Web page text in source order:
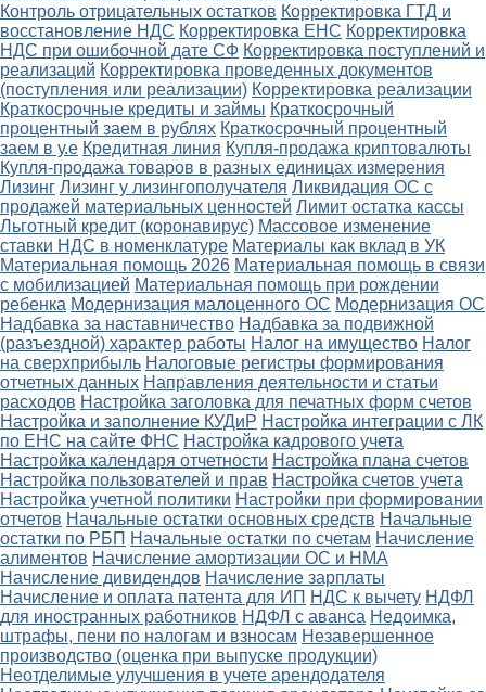
Контроль отрицательных остатков Корректировка ГТД и
восстановление НДС Корректировка ЕНС Корректировка
НДС при ошибочной дате СФ Корректировка поступлений и
реализаций Корректировка проведенных документов
(поступления или реализации) Корректировка реализации
Краткосрочные кредиты и займы Краткосрочный
процентный заем в рублях Краткосрочный процентный
заем в у.е Кредитная линия Купля-продажа криптовалюты
Купля-продажа товаров в разных единицах измерения
Лизинг Лизинг у лизингополучателя Ликвидация ОС с
продажей материальных ценностей Лимит остатка кассы
Льготный кредит (коронавирус) Массовое изменение
ставки НДС в номенклатуре Материалы как вклад в УК
Материальная помощь 2026 Материальная помощь в связи
с мобилизацией Материальная помощь при рождении
ребенка Модернизация малоценного ОС Модернизация ОС
Надбавка за наставничество Надбавка за подвижной
(разъездной) характер работы Налог на имущество Налог
на сверхприбыль Налоговые регистры формирования
отчетных данных Направления деятельности и статьи
расходов Настройка заголовка для печатных форм счетов
Настройка и заполнение КУДиР Настройка интеграции с ЛК
по ЕНС на сайте ФНС Настройка кадрового учета
Настройка календаря отчетности Настройка плана счетов
Настройка пользователей и прав Настройка счетов учета
Настройка учетной политики Настройки при формировании
отчетов Начальные остатки основных средств Начальные
остатки по РБП Начальные остатки по счетам Начисление
алиментов Начисление амортизации ОС и НМА
Начисление дивидендов Начисление зарплаты
Начисление и оплата патента для ИП НДС к вычету НДФЛ
для иностранных работников НДФЛ с аванса Недоимка,
штрафы, пени по налогам и взносам Незавершенное
производство (оценка при выпуске продукции)
Неотделимые улучшения в учете арендодателя